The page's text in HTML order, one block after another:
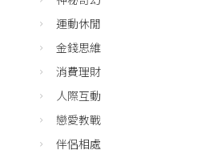
運動休閒
金錢思維
消費理財
人際互動
戀愛教戰
伴侶相處